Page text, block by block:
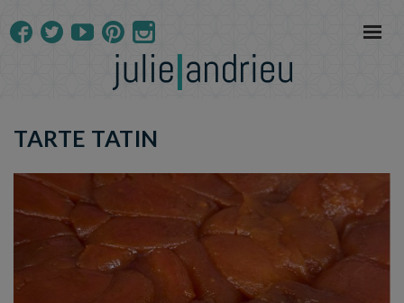
TARTE TATIN